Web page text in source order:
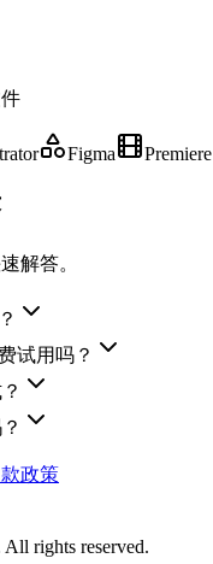
Figma Premiere
解答。
试用吗？
政策
All rights reserved.